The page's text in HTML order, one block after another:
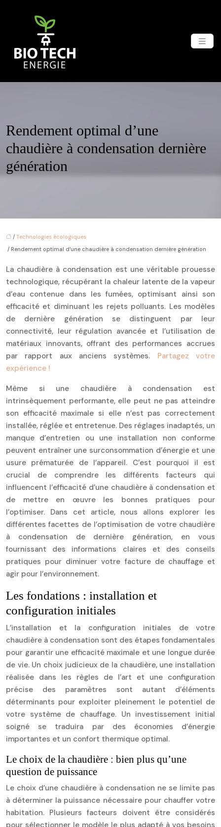
Rendement optimal d’une
chaudière à condensation dernière
génération
/ Technologies écologiques
/ Rendement optimal d’une chaudière à condensation dernière génération
La chaudière à condensation est une véritable prouesse
technologique, récupérant la chaleur latente de la vapeur
d’eau contenue dans les fumées, optimisant ainsi son
efficacité et diminuant les rejets polluants. Les modèles
de dernière génération se distinguent par leur
connectivité, leur régulation avancée et l’utilisation de
matériaux innovants, offrant des performances accrues
par rapport aux anciens systèmes. Partagez votre
expérience !
Même si une chaudière à condensation est
intrinsèquement performante, elle peut ne pas atteindre
son efficacité maximale si elle n’est pas correctement
installée, réglée et entretenue. Des réglages inadaptés, un
manque d’entretien ou une installation non conforme
peuvent entraîner une surconsommation d’énergie et une
usure prématurée de l’appareil. C’est pourquoi il est
crucial de comprendre les différents facteurs qui
influencent l’efficacité d’une chaudière à condensation et
de mettre en œuvre les bonnes pratiques pour
l’optimiser. Dans cet article, nous allons explorer les
différentes facettes de l’optimisation de votre chaudière
à condensation de dernière génération, en vous
fournissant des informations claires et des conseils
pratiques pour diminuer votre facture de chauffage et
agir pour l’environnement.
Les fondations : installation et
configuration initiales
L’installation et la configuration initiales de votre
chaudière à condensation sont des étapes fondamentales
pour garantir une efficacité maximale et une longue durée
de vie. Un choix judicieux de la chaudière, une installation
réalisée dans les règles de l’art et une configuration
précise des paramètres sont autant d’éléments
déterminants pour exploiter pleinement le potentiel de
votre système de chauffage. Un investissement initial
soigné se traduira par des économies d’énergie
importantes et un confort thermique optimal.
Le choix de la chaudière : bien plus qu’une
question de puissance
Le choix d’une chaudière à condensation ne se limite pas
à déterminer la puissance nécessaire pour chauffer votre
habitation. Plusieurs facteurs doivent être considérés
pour sélectionner le modèle le plus adapté à vos besoins